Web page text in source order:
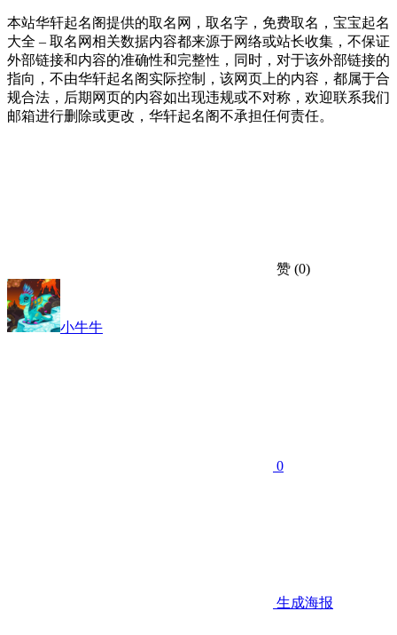
本站华轩起名阁提供的取名网，取名字，免费取名，宝宝起名
大全 – 取名网相关数据内容都来源于网络或站长收集，不保证
外部链接和内容的准确性和完整性，同时，对于该外部链接的
指向，不由华轩起名阁实际控制，该网页上的内容，都属于合
规合法，后期网页的内容如出现违规或不对称，欢迎联系我们
邮箱进行删除或更改，华轩起名阁不承担任何责任。
赞 (0)
小牛牛
0
生成海报